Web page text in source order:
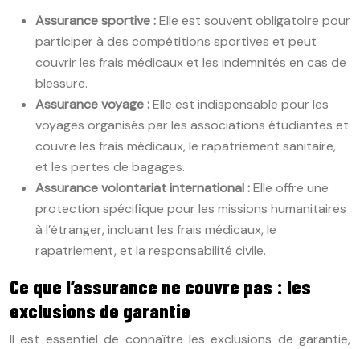
Assurance sportive :Elle est souvent obligatoire pour
participer à des compétitions sportives et peut
couvrir les frais médicaux et les indemnités en cas de
blessure.
Assurance voyage :Elle est indispensable pour les
voyages organisés par les associations étudiantes et
couvre les frais médicaux, le rapatriement sanitaire,
et les pertes de bagages.
Assurance volontariat international :Elle offre une
protection spécifique pour les missions humanitaires
à l’étranger, incluant les frais médicaux, le
rapatriement, et la responsabilité civile.
Ce que l’assurance ne couvre pas : les
exclusions de garantie
Il est essentiel de connaître les exclusions de garantie,